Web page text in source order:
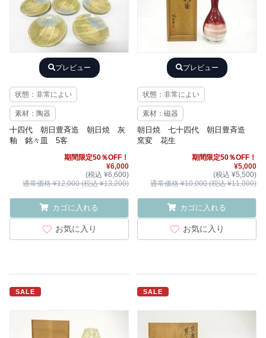
プレビュー
状態：非常によい
素材：陶器
十四代 朝日豊斉造 朝日焼 灰
釉 銘々皿 5客
期間限定50％OFF！
¥6,000
(税込 ¥6,600)
通常価格 ¥12,000 (税込 ¥13,200)
カゴに入れる
お気に入り
プレビュー
状態：非常によい
素材：磁器
朝日焼 七十四代 朝日豊斉造
窯変 花生
期間限定50％OFF！
¥5,000
(税込 ¥5,500)
通常価格 ¥10,000 (税込 ¥11,000)
カゴに入れる
お気に入り
SALE SALE